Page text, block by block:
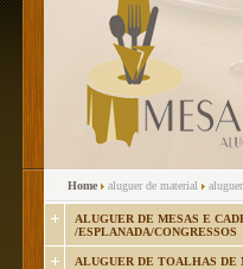
Home aluguer de material
ALUGUER DE MESAS E
/ESPLANADA/CONGRESSOS
ALUGUER DE TOALHAS DE